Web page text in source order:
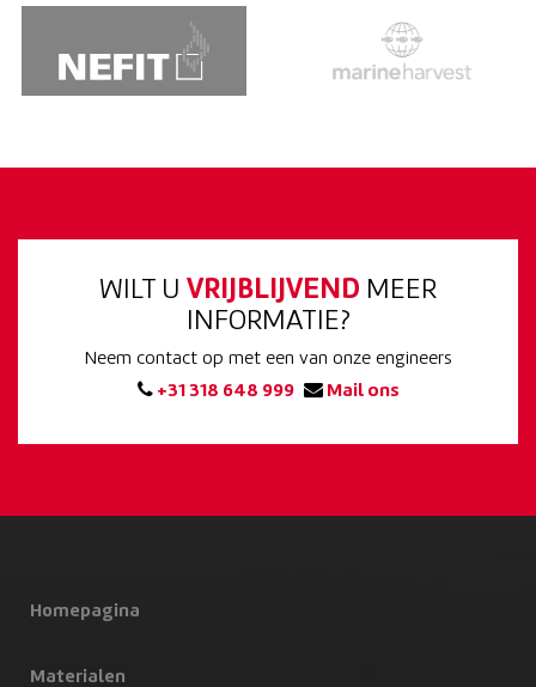
WILT U VRIJBLIJVEND MEER
INFORMATIE?
Neem contact op met een van onze engineers
+31 318 648 999
Mail ons
Homepagina
Materialen